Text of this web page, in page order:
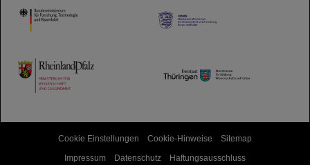
HMWK
TMWWDG
Cookie Einstellungen Cookie-Hinweise
Sitemap
Impressum
Datenschutz
Haftungsausschluss